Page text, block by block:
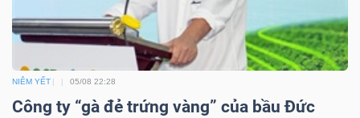
NIÊM YẾT 05/08 22:28
Công ty “gà đẻ trứng vàng” của bầu Đức
VS-
SECTOR